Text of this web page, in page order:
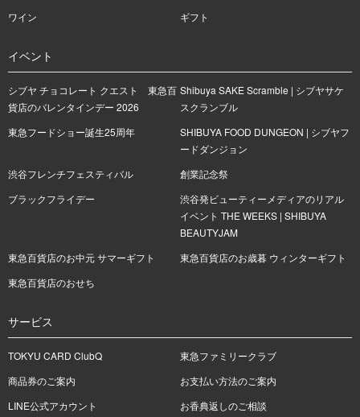
ワイン
ギフト
イベント
シブヤ チョコレート クエスト 東急百
貨店のバレンタインデー 2026
Shibuya SAKE Scramble | シブヤサケ
スクランブル
東急フードショー誕生25周年
SHIBUYA FOOD DUNGEON | シブヤフ
ードダンジョン
渋谷フレンチフェスティバル
創業記念祭
ブラックフライデー
渋谷発ビューティーメディアのリアル
イベント THE WEEKS | SHIBUYA
BEAUTYJAM
東急百貨店のお中元 サマーギフト
東急百貨店のお歳暮 ウィンターギフト
東急百貨店のおせち
サービス
TOKYU CARD ClubQ
東急ファミリークラブ
商品券のご案内
お支払い方法のご案内
LINE公式アカウント
お香典返しのご相談